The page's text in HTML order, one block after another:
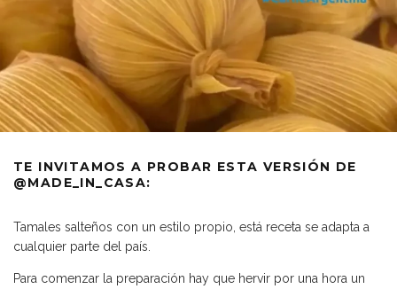
TE INVITAMOS A PROBAR ESTA VERSIÓN DE
@MADE_IN_CASA:
Tamales salteños con un estilo propio, está receta se adapta a
cualquier parte del país.
Para comenzar la preparación hay que hervir por una hora un